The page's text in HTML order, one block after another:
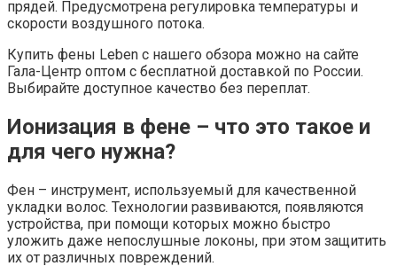
прядей. Предусмотрена регулировка температуры и
скорости воздушного потока.
Купить фены Leben с нашего обзора можно на сайте
Гала-Центр оптом с бесплатной доставкой по России.
Выбирайте доступное качество без переплат.
Ионизация в фене – что это такое и
для чего нужна?
Фен – инструмент, используемый для качественной
укладки волос. Технологии развиваются, появляются
устройства, при помощи которых можно быстро
уложить даже непослушные локоны, при этом защитить
их от различных повреждений.